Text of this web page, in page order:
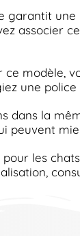
garantit
associer
modèle,
une
dans la
peuvent
les